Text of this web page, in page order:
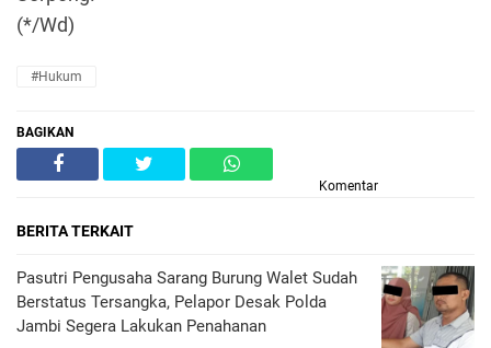
(*/Wd)
#Hukum
BAGIKAN
Komentar
BERITA TERKAIT
Pasutri Pengusaha Sarang Burung Walet Sudah
Berstatus Tersangka, Pelapor Desak Polda
Jambi Segera Lakukan Penahanan